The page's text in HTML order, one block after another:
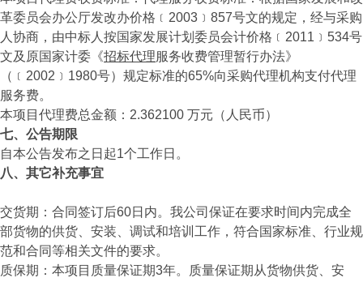
革委员会办公厅发改办价格﹝2003﹞857号文的规定，经与采购
人协商，由中标人按国家发展计划委员会计价格﹝2011﹞534号
文及原国家计委《招标代理服务收费管理暂行办法》
（﹝2002﹞1980号）规定标准的65%向采购代理机构支付代理
服务费。
本项目代理费总金额：2.362100 万元（人民币）
七、公告期限
自本公告发布之日起1个工作日。
八、其它补充事宜
交货期：合同签订后60日内。我公司保证在要求时间内完成全
部货物的供货、安装、调试和培训工作，符合国家标准、行业规
范和合同等相关文件的要求。
质保期：本项目质量保证期3年。质量保证期从货物供货、安